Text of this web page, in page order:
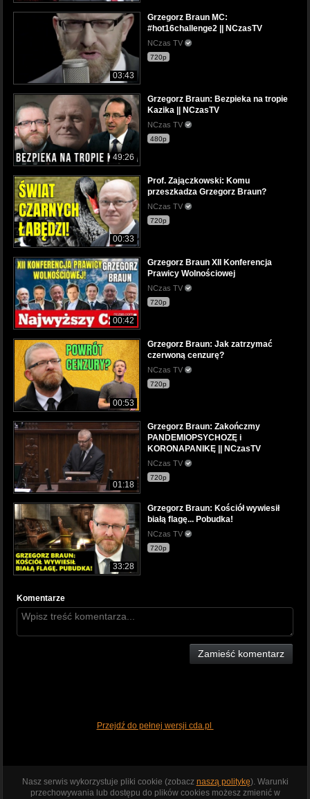
03:43
Grzegorz Braun MC:
#hot16challenge2 || NCzasTV
NCzas TV
720p
49:26
Grzegorz Braun: Bezpieka na tropie
Kazika || NCzasTV
NCzas TV
480p
00:33
Prof. Zajączkowski: Komu
przeszkadza Grzegorz Braun?
NCzas TV
720p
00:42
Grzegorz Braun XII Konferencja
Prawicy Wolnościowej
NCzas TV
720p
00:53
Grzegorz Braun: Jak zatrzymać
czerwoną cenzurę?
NCzas TV
720p
01:18
Grzegorz Braun: Zakończmy
PANDEMIOPSYCHOZĘ i
KORONAPANIKĘ || NCzasTV
NCzas TV
720p
33:28
Grzegorz Braun: Kościół wywiesił
białą flagę... Pobudka!
NCzas TV
720p
Komentarze
Zamieść komentarz
Przejdź do pełnej wersji cda.pl
Nasz serwis wykorzystuje pliki cookie (zobacz naszą politykę). Warunki
przechowywania lub dostępu do plików cookies możesz zmienić w